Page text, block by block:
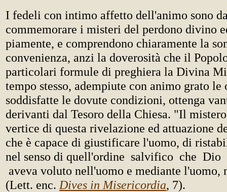
I fedeli con intimo affetto dell'animo sono
commemorare i misteri del perdono divino
piamente, e comprendono chiaramente la
convenienza, anzi la doverosità che il
particolari formule di preghiera la Divina
tempo stesso, adempiute con animo grato le
soddisfatte le dovute condizioni, ottenga
derivanti dal Tesoro della Chiesa. "Il
vertice di questa rivelazione ed attuazione
che è capace di giustificare l'uomo, di
nel senso di quell'ordine salvifico che
aveva voluto nell'uomo e mediante l'uomo,
(Lett. enc. Dives in Misericordia, 7).